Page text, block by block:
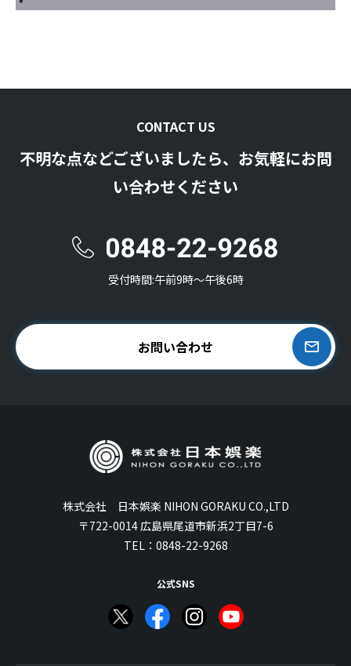
CONTACT US
不明な点などございましたら、お気軽にお問
い合わせください
受付時間:午前9時〜午後6時
お問い合わせ
株式会社 日本娯楽 NIHON GORAKU CO.,LTD
〒722-0014 広島県尾道市新浜2丁目7-6
TEL： 0848-22-9268
公式SNS